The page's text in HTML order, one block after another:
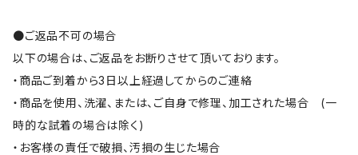
●ご返品不可の場合
以下の場合は、ご返品をお断りさせて頂いております。
・商品ご到着から3日以上経過してからのご連絡
・商品を使用、洗濯、または、ご自身で修理、加工された場合 (一
時的な試着の場合は除く)
・お客様の責任で破損、汚損の生じた場合